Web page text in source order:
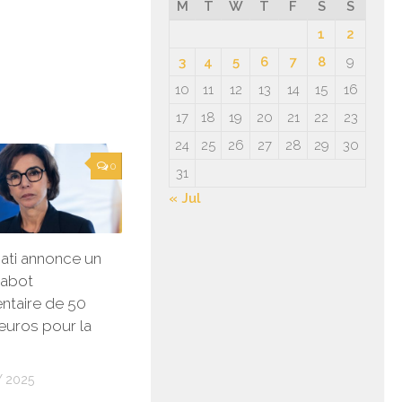
0
annonce un
de 50
pour la
2025
M T W T F S
S
1
2
3
4 5 6 7 8
9
10
11 12 13 14 15
16
17
18 19 20 21 22
23
24
25 26 27 28 29
30
31
« Jul